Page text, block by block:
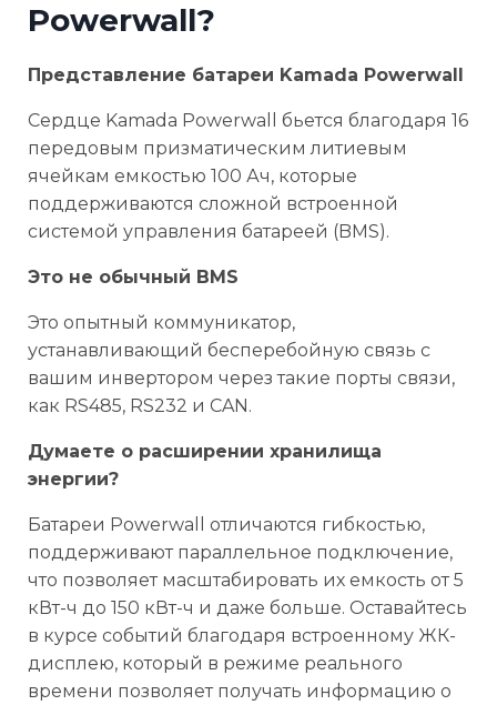
Powerwall?
Представление батареи Kamada Powerwall
Сердце Kamada Powerwall бьется благодаря 16
передовым призматическим литиевым
ячейкам емкостью 100 Ач, которые
поддерживаются сложной встроенной
системой управления батареей (BMS).
Это не обычный BMS
Это опытный коммуникатор,
устанавливающий бесперебойную связь с
вашим инвертором через такие порты связи,
как RS485, RS232 и CAN.
Думаете о расширении хранилища
энергии?
Батареи Powerwall отличаются гибкостью,
поддерживают параллельное подключение,
что позволяет масштабировать их емкость от 5
кВт-ч до 150 кВт-ч и даже больше. Оставайтесь
в курсе событий благодаря встроенному ЖК-
дисплею, который в режиме реального
времени позволяет получать информацию о